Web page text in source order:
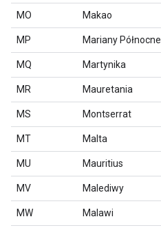
MO Makao
MP Mariany Północne
MQ Martynika
MR Mauretania
MS Montserrat
MT Malta
MU Mauritius
MV Malediwy
MW Malawi